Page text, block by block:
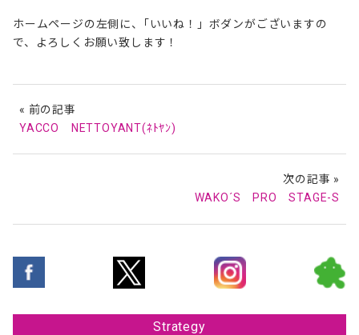
Strategy
ホームページの左側に、｢いいね！」ボダンがございますの
で、よろしくお願い致します！
« 前の記事
YACCO NETTOYANT(ﾈﾄﾔﾝ)
次の記事 »
WAKO´S PRO STAGE-S